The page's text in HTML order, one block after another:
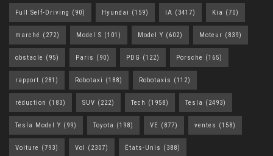
Full Self-Driving (90) Hyundai (159) IA (3417) Kia (70)
marché (272) Model S (101) Model Y (602) Moteur (839)
obstacle (95) Paris (90) PDG (122) Porsche (165)
rapport (281) Robotaxi (188) Robotaxis (112)
réduction (183) SUV (222) Tech (1958) Tesla (2493)
Tesla Model Y (99) Toyota (198) VE (877) ventes (158)
Voiture (793) Vol (2307) États-Unis (388)